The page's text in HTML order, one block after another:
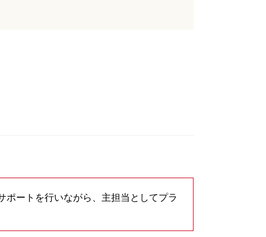
ポートを行いながら、主担当としてプラ